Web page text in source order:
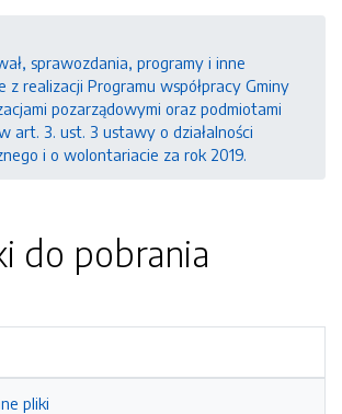
sprawozdania, programy i inne
z realizacji Programu współpracy Gminy
pozarządowymi oraz podmiotami
art. 3. ust. 3 ustawy o działalności
i o wolontariacie za rok 2019.
do pobrania
pliki